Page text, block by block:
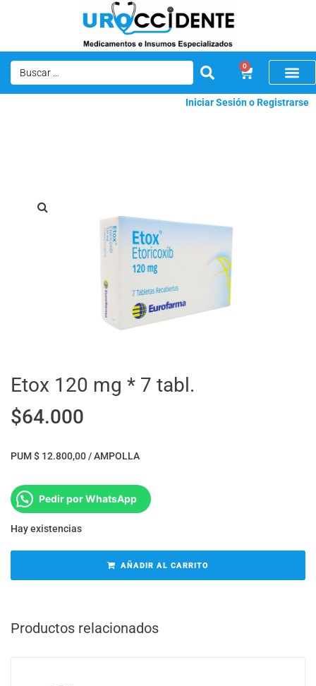
0
Iniciar Sesión o Registrarse
Etox 120 mg * 7 tabl.
$64.000
PUM $ 12.800,00 / AMPOLLA
Pedir por WhatsApp
Hay existencias
AÑADIR AL CARRITO
Productos relacionados